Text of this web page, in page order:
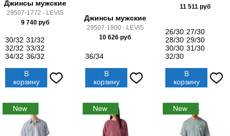
Джинсы мужские
29507-1772 - LEVIS
9 740руб
30/32 31/32
32/32 33/32
34/32 36/32
В
корзину
Джинсы мужские
29507-1800 - LEVIS
10 626 руб
36/34
В
корзину
11 511 руб
26/30 27/30
28/30 29/30
30/30 31/30
32/30
В
корзину